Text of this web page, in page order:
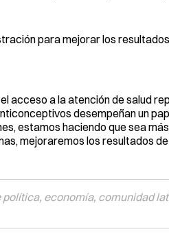
para mejorar los
acceso a la atención de salud
desempeñan un
estamos haciendo que sea
mejoraremos los resultados
economía, comunidad